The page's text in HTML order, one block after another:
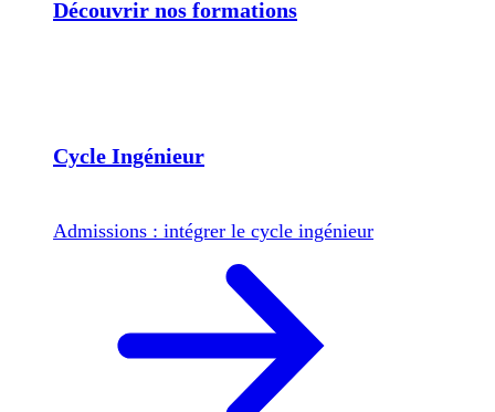
Découvrir nos formations
Cycle Ingénieur
Admissions : intégrer le cycle ingénieur